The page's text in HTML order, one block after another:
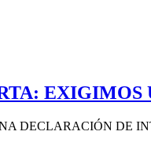
DECLARACIÓN DE